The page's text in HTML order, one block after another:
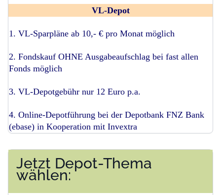
VL-Depot
1. VL-Sparpläne ab 10,- € pro Monat möglich
2. Fondskauf OHNE Ausgabeaufschlag bei fast allen
Fonds möglich
3. VL-Depotgebühr nur 12 Euro p.a.
4. Online-Depotführung bei der Depotbank FNZ Bank
(ebase) in Kooperation mit Invextra
Jetzt Depot-Thema
wählen: